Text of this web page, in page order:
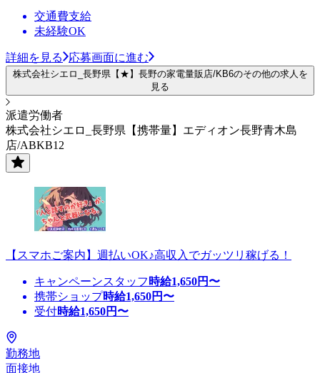
交通費支給
未経験OK
詳細を見る 応募画面に進む
株式会社シエロ_長野県【★】長野の家電量販店/KB6のその他の求人を
見る
派遣労働者
株式会社シエロ_長野県【携帯量】エディオン長野青木島
店/ABKB12
【スマホご案内】週払いOK♪高収入でガッツリ稼げる！
キャンペーンスタッフ 時給1,650円〜
携帯ショップ時給1,650円〜
受付時給1,650円〜
勤務地
面接地